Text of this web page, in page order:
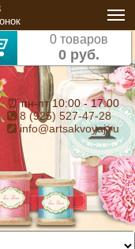
0 товаров
0 руб.
⏰ пн-пт 10:00 - 17:00
8 (925) 527-47-28
info@artsakvoyaj.ru